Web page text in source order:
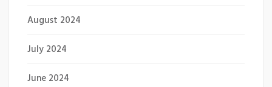
August 2024
July 2024
June 2024